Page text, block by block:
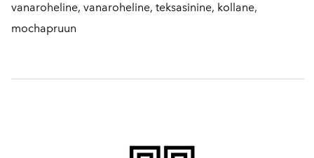
vanaroheline, vanaroheline, teksasinine, kollane,
mochapruun